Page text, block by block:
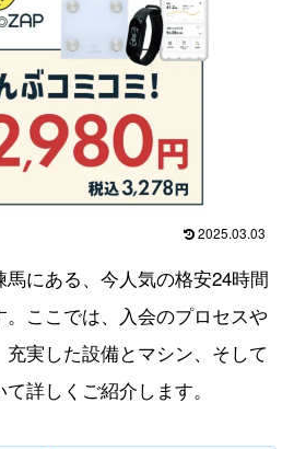
2025.03.03
馬にある、今人気の格安24時間
ここでは、入会のプロセスや
実した設備とマシン、そして
詳しくご紹介します。